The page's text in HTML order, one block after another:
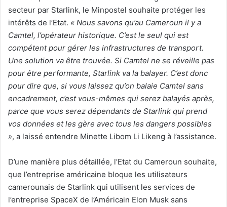
secteur par Starlink, le Minpostel souhaite protéger les
intérêts de l’Etat. « Nous savons qu’au Cameroun il y a
Camtel, l’opérateur historique. C’est le seul qui est
compétent pour gérer les infrastructures de transport.
Une solution va être trouvée. Si Camtel ne se réveille pas
pour être performante, Starlink va la balayer. C’est donc
pour dire que, si vous laissez qu’on balaie Camtel sans
encadrement, c’est vous-mêmes qui serez balayés après,
parce que vous serez dépendants de Starlink qui prend
vos données et les gère avec tous les dangers possibles
», a laissé entendre Minette Libom Li Likeng à l’assistance.
D’une manière plus détaillée, l’Etat du Cameroun souhaite,
que l’entreprise américaine bloque les utilisateurs
camerounais de Starlink qui utilisent les services de
l’entreprise SpaceX de l’Américain Elon Musk sans